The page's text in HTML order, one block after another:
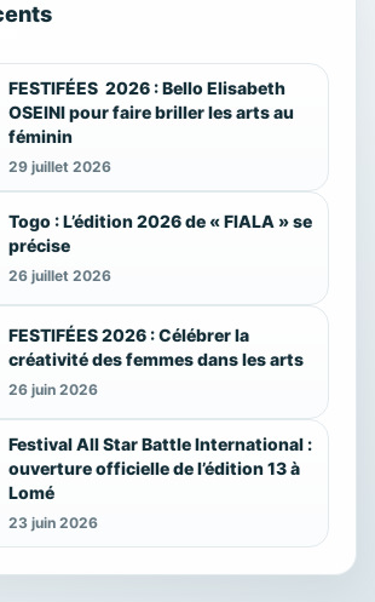
FESTIFÉES 2026 : Bello Elisabeth
OSEINI pour faire briller les arts au
féminin
29 juillet 2026
Togo : L’édition 2026 de « FIALA » se
précise
26 juillet 2026
FESTIFÉES 2026 : Célébrer la
créativité des femmes dans les arts
26 juin 2026
Festival All Star Battle International :
ouverture officielle de l’édition 13 à
Lomé
23 juin 2026